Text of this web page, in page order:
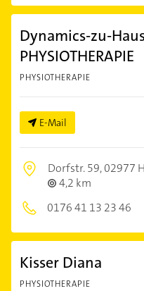
Dynamics-zu-
PHYSIOTHERAPIE
PHYSIOTHERAPIE
E-Mail
Dorfstr. 59,02977
4,2 km
0176 41 13 23 46
Kisser Diana
PHYSIOTHERAPIE